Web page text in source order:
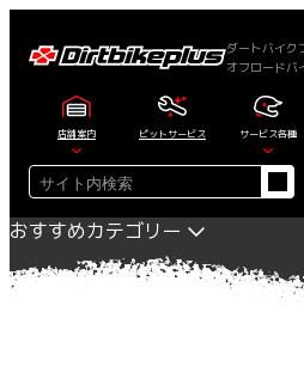
ダートバイク
オフロードバ
店舗案内 ピットサービス サービス各種
検
索
おすすめカテゴリー